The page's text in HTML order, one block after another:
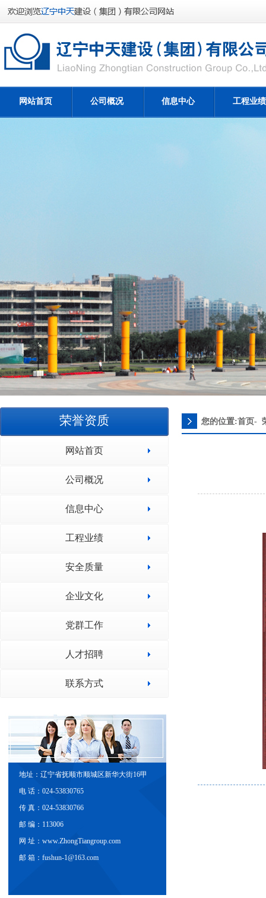
网站首页 公司概况 信息中心 工程业绩
荣誉资质
网站首页
公司概况
信息中心
工程业绩
安全质量
企业文化
党群工作
人才招聘
联系方式
地址：辽宁省抚顺市顺城区新华大街16甲
电 话：024-53830765
传 真：024-53830766
邮 编：113006
网 址：www.ZhongTiangroup.com
邮 箱：fushun-1@163.com
您的位置:首页-